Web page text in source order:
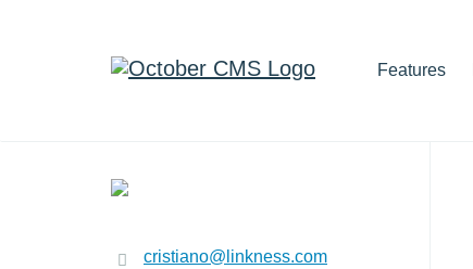
Features
cristiano@linkness.com